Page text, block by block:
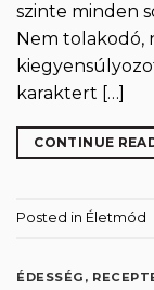
szinte minden
Nem tolakodó,
karaktert […]
CONTINUE
Posted in Életmód
ÉDESSÉG ,